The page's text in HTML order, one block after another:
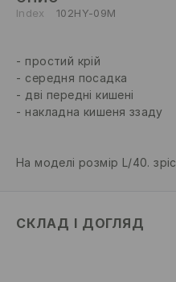
Index 102HY-09M
простий крій
середня посадка
дві передні кишені
накладна кишеня ззаду
На моделі розмір L/40.
СКЛАД І ДОГЛЯД